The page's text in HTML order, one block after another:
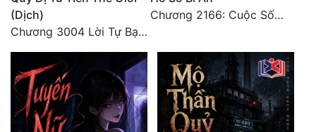
(Dịch)
Chương 3004 Lời Tự Bạch Kết Thúc
Chương 2166: Cuộc Sống (Hoàn)